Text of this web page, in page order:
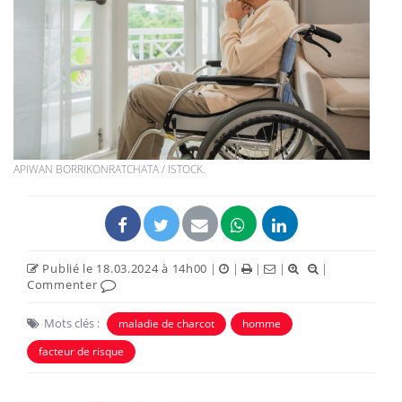
APIWAN BORRIKONRATCHATA / ISTOCK.
Publié le 18.03.2024 à 14h00 | | | |
|
Commenter
Mots clés : maladie de charcot
homme
facteur de risque